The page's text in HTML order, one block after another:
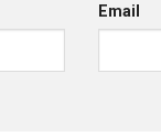
Email